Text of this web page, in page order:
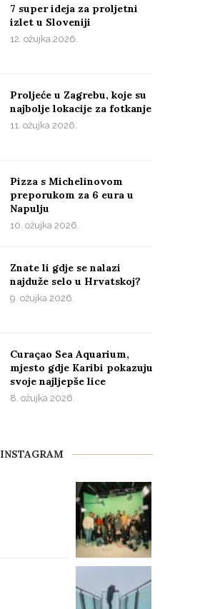
7 super ideja za proljetni
izlet u Sloveniji
12. ožujka 2026.
Proljeće u Zagrebu, koje su
najbolje lokacije za fotkanje
11. ožujka 2026.
Pizza s Michelinovom
preporukom za 6 eura u
Napulju
10. ožujka 2026.
Znate li gdje se nalazi
najduže selo u Hrvatskoj?
9. ožujka 2026.
Curaçao Sea Aquarium,
mjesto gdje Karibi pokazuju
svoje najljepše lice
8. ožujka 2026.
INSTAGRAM